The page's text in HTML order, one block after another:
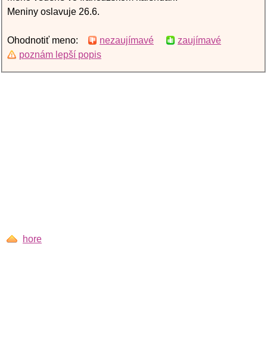
Meniny oslavuje 26.6.
Ohodnotiť meno: nezaujímavé
zaujímavé
poznám lepší popis
hore